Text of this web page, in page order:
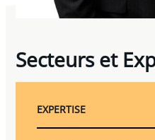
Secteurs et
EXPERTISE